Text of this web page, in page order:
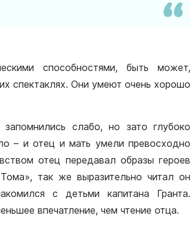
способностями, быть может,
спектаклях. Они умеют очень хорошо
слабо, но зато глубоко
– и отец и мать умели превосходно
отец передавал образы героев
так же выразительно читал он
с детьми капитана Гранта.
впечатление, чем чтение отца.